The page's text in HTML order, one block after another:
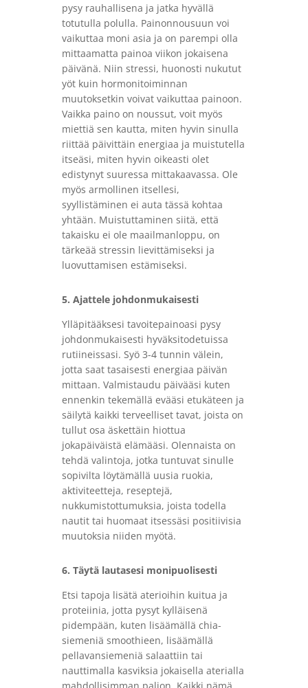
pysy rauhallisena ja jatka hyvällä
totutulla polulla. Painonnousuun voi
vaikuttaa moni asia ja on parempi olla
mittaamatta painoa viikon jokaisena
päivänä. Niin stressi, huonosti nukutut
yöt kuin hormonitoiminnan
muutoksetkin voivat vaikuttaa painoon.
Vaikka paino on noussut, voit myös
miettiä sen kautta, miten hyvin sinulla
riittää päivittäin energiaa ja muistutella
itseäsi, miten hyvin oikeasti olet
edistynyt suuressa mittakaavassa. Ole
myös armollinen itsellesi,
syyllistäminen ei auta tässä kohtaa
yhtään. Muistuttaminen siitä, että
takaisku ei ole maailmanloppu, on
tärkeää stressin lievittämiseksi ja
luovuttamisen estämiseksi.
5. Ajattele johdonmukaisesti
Ylläpitääksesi tavoitepainoasi pysy
johdonmukaisesti hyväksitodetuissa
rutiineissasi. Syö 3-4 tunnin välein,
jotta saat tasaisesti energiaa päivän
mittaan. Valmistaudu päivääsi kuten
ennenkin tekemällä evääsi etukäteen ja
säilytä kaikki terveelliset tavat, joista on
tullut osa äskettäin hiottua
jokapäiväistä elämääsi. Olennaista on
tehdä valintoja, jotka tuntuvat sinulle
sopivilta löytämällä uusia ruokia,
aktiviteetteja, reseptejä,
nukkumistottumuksia, joista todella
nautit tai huomaat itsessäsi positiivisia
muutoksia niiden myötä.
6. Täytä lautasesi monipuolisesti
Etsi tapoja lisätä aterioihin kuitua ja
proteiinia, jotta pysyt kylläisenä
pidempään, kuten lisäämällä chia-
siemeniä smoothieen, lisäämällä
pellavansiemeniä salaattiin tai
nauttimalla kasviksia jokaisella aterialla